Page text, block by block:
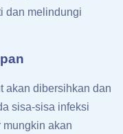
dan melindungi
akan dibersihkan dan
sisa-sisa infeksi
mungkin akan